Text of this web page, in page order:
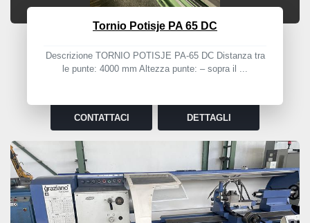
Tornio Potisje PA 65 DC
Descrizione TORNIO POTISJE PA-65 DC Distanza tra
le punte: 4000 mm Altezza punte: – sopra il ...
CONTATTACI DETTAGLI